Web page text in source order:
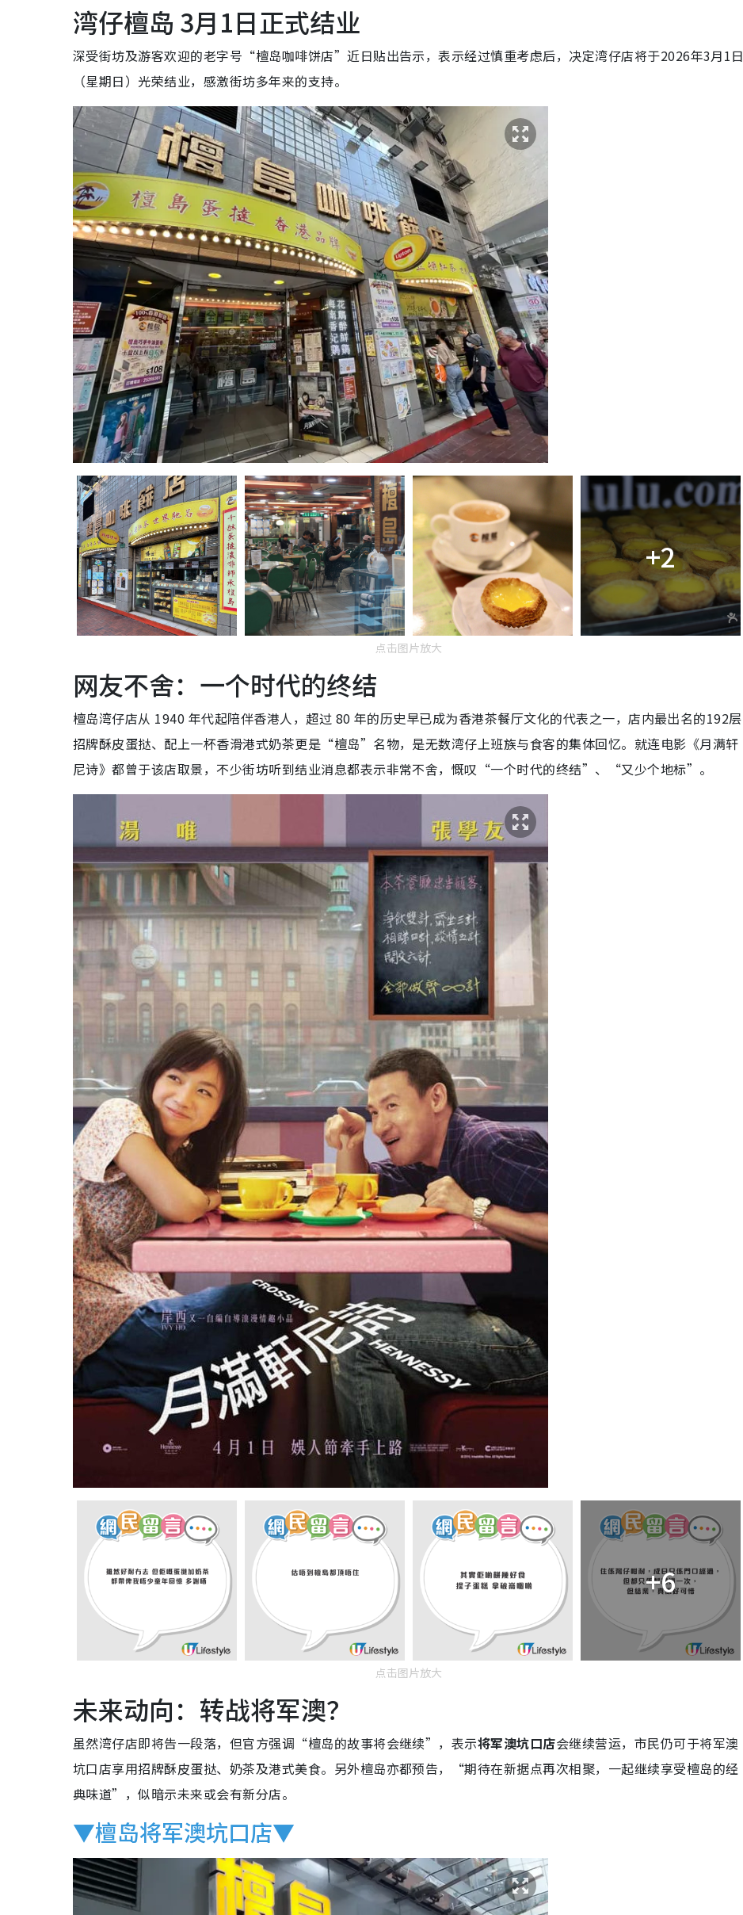
湾仔檀岛 3月1日正式结业
深受街坊及游客欢迎的老字号“檀岛咖啡饼店”近日贴出告示，表示经过慎重考虑后，决定湾仔店将于2026年3月1日
（星期日）光荣结业，感激街坊多年来的支持。
+2
点击图片放大
网友不舍：一个时代的终结
檀岛湾仔店从 1940 年代起陪伴香港人，超过 80 年的历史早已成为香港茶餐厅文化的代表之一，店内最出名的192层
招牌酥皮蛋挞、配上一杯香滑港式奶茶更是“檀岛”名物，是无数湾仔上班族与食客的集体回忆。就连电影《月满轩
尼诗》都曾于该店取景，不少街坊听到结业消息都表示非常不舍，慨叹“一个时代的终结”、“又少个地标”。
+6
点击图片放大
未来动向：转战将军澳？
虽然湾仔店即将告一段落，但官方强调“檀岛的故事将会继续”，表示将军澳坑口店会继续营运，市民仍可于将军澳
坑口店享用招牌酥皮蛋挞、奶茶及港式美食。另外檀岛亦都预告，“期待在新据点再次相聚，一起继续享受檀岛的经
典味道”，似暗示未来或会有新分店。
▼檀岛将军澳坑口店▼